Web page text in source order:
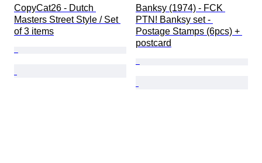
CopyCat26 - Dutch
Masters Street Style / Set
of 3 items
Banksy (1974) - FCK
PTN! Banksy set -
Postage Stamps (6pcs) +
postcard